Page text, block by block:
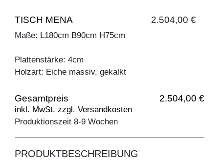
TISCH MENA 2.504,00 €
Maße: L180cm B90cm H75cm
Plattenstärke: 4cm
Holzart: Eiche massiv, gekalkt
Gesamtpreis 2.504,00 €
inkl. MwSt. zzgl. Versandkosten
Produktionszeit 8-9 Wochen
PRODUKTBESCHREIBUNG